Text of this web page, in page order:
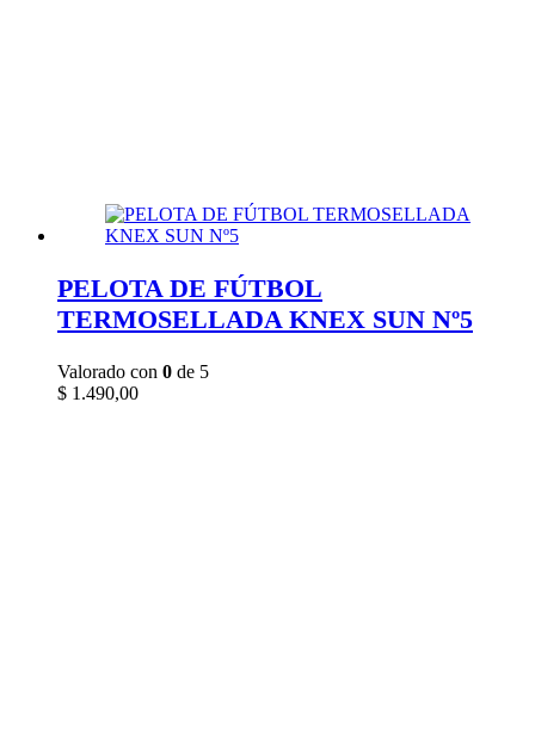
PELOTA DE FÚTBOL
TERMOSELLADA KNEX SUN Nº5
Valorado con 0 de 5
$ 1.490,00